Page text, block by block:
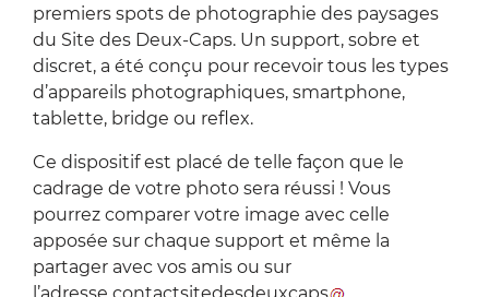
premiers spots de photographie des paysages
du Site des Deux-Caps. Un support, sobre et
discret, a été conçu pour recevoir tous les types
d’appareils photographiques, smartphone,
tablette, bridge ou reflex.
Ce dispositif est placé de telle façon que le
cadrage de votre photo sera réussi ! Vous
pourrez comparer votre image avec celle
apposée sur chaque support et même la
partager avec vos amis ou sur
l’adresse contactsitedesdeuxcaps